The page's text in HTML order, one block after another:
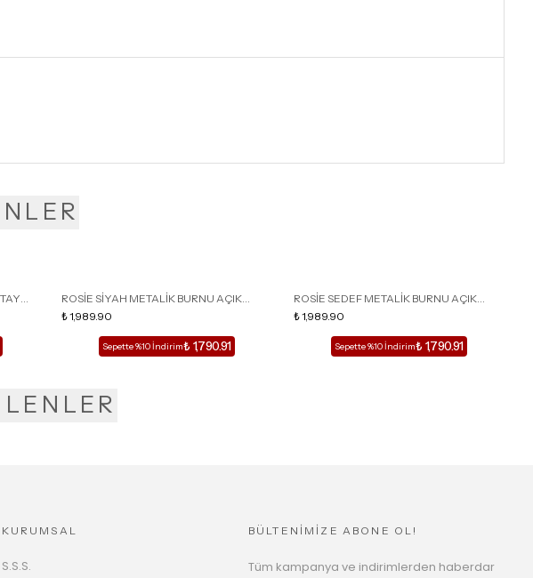
ROSİE SİYAH METALİK BURNU AÇIK
DETAY KAFESLİ KADIN TOPUKLU TERLİK
₺ 1,989.90
Sepette %10 İndirim₺ 1,790.91
ROSİE SEDEF METALİK BURNU AÇIK
DETAY KAFESLİ KADIN TOPUKLU TERLİK
₺ 1,989.90
Sepette %10 İndirim₺ 1,790.91
KURUMSAL
S.S.S.
BÜLTENİMİZE ABONE OL!
Tüm kampanya ve indirimlerden haberdar